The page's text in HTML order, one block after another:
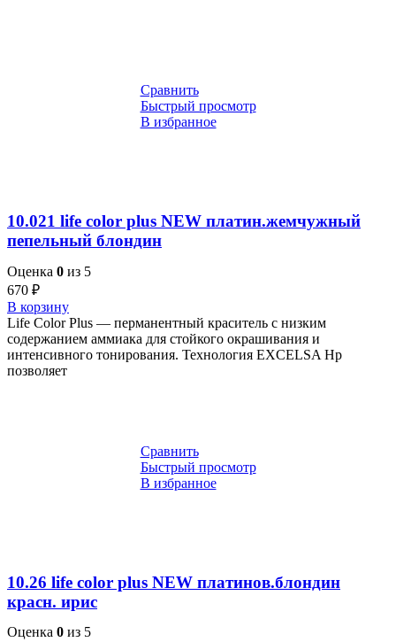
Сравнить
Быстрый просмотр
В избранное
10.021 life color plus NEW платин.жемчужный
пепельный блондин
Оценка 0 из 5
670 ₽
В корзину
Life Color Plus — перманентный краситель с низким
содержанием аммиака для стойкого окрашивания и
интенсивного тонирования. Технология EXCELSA Hp
позволяет
Сравнить
Быстрый просмотр
В избранное
10.26 life color plus NEW платинов.блондин
красн. ирис
Оценка 0 из 5